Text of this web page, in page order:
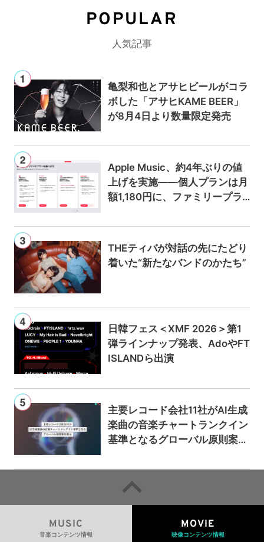
POPULAR
人気記事
亀梨和也とアサヒビールがコラ
ボした「アサヒKAME BEER」
が8月4日より数量限定発売
Apple Music、約4年ぶりの値
上げを実施——個人プランは月
額1,180円に、ファミリープラ
THEティバが対話の先にたどり
着いた“新たなバンドのかたち”
日韓フェス＜XMF 2026＞第1
弾ラインナップ発表、AdoやFT
ISLANDら出演
主要レコード会社11社がAI生成
楽曲の音楽チャートランクイン
基準となるグローバル原則案を
るための統一的な枠組みを提案
MUSIC
音楽コンテンツ情報
MOVIE
映像コンテンツ情報